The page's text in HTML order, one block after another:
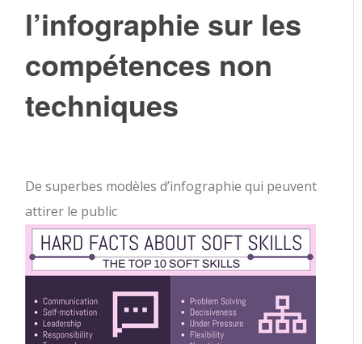
l’infographie sur les
compétences non
techniques
De superbes modèles d’infographie qui peuvent
attirer le public